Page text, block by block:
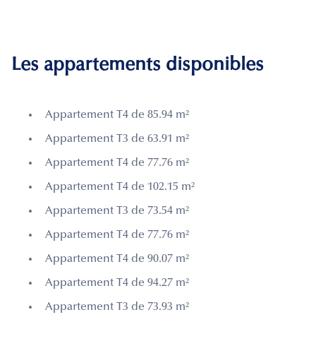
Les appartements disponibles
Appartement T4 de 85.94 m²
Appartement T3 de 63.91 m²
Appartement T4 de 77.76 m²
Appartement T4 de 102.15 m²
Appartement T3 de 73.54 m²
Appartement T4 de 77.76 m²
Appartement T4 de 90.07 m²
Appartement T4 de 94.27 m²
Appartement T3 de 73.93 m²